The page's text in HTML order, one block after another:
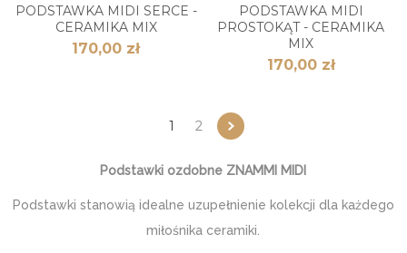
PODSTAWKA MIDI SERCE -
CERAMIKA MIX
170,00 zł
PODSTAWKA MIDI
PROSTOKĄT - CERAMIKA
MIX
170,00 zł
1 2
Podstawki ozdobne ZNAMMI MIDI
Podstawki stanowią idealne uzupełnienie kolekcji dla każdego
miłośnika ceramiki.